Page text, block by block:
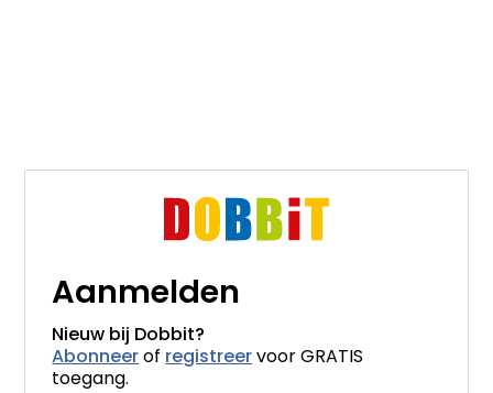
Aanmelden
Nieuw bij Dobbit?
Abonneerof registreervoor GRATIS
toegang.